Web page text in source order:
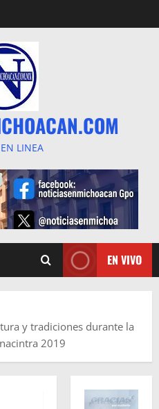
LINEA
EN VIVO
y tradiciones durante la
2019